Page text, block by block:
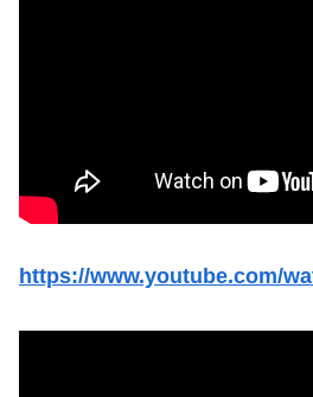
https://www.youtube.com/